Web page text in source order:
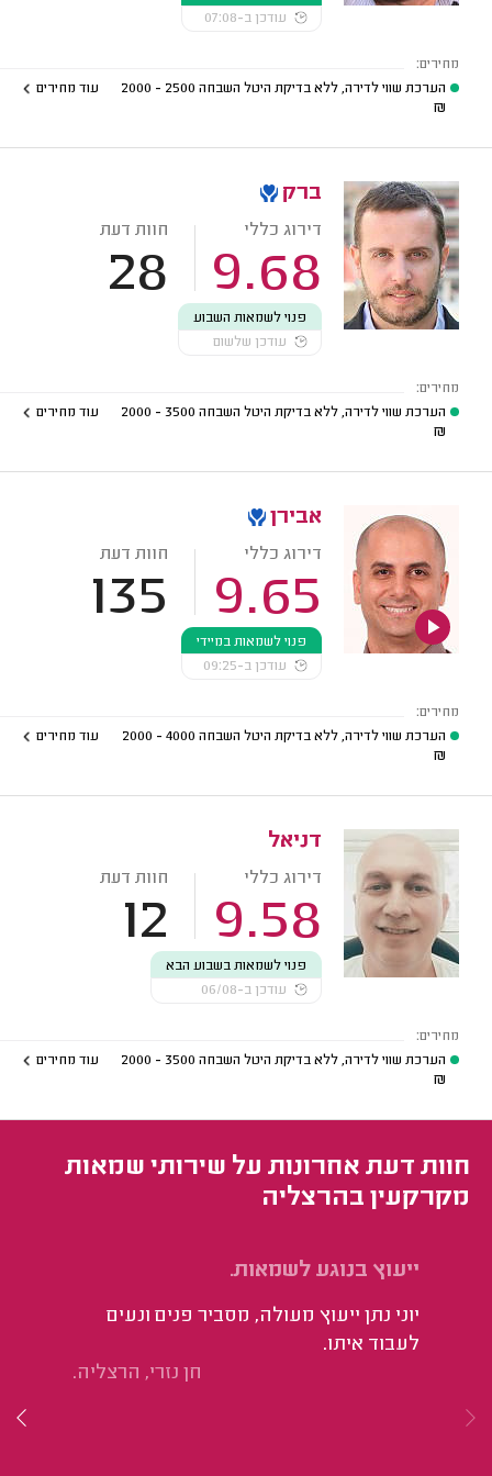
עודכן ב-07:08
מחירים:
הערכת שווי לדירה, ללא בדיקת היטל השבחה 2500 - 2000
₪
עוד מחירים
ברק
דירוג כללי
9.68
חוות דעת
28
פנוי לשמאות השבוע
עודכן שלשום
מחירים:
הערכת שווי לדירה, ללא בדיקת היטל השבחה 3500 - 2000
₪
עוד מחירים
אבירן
דירוג כללי
9.65
חוות דעת
135
פנוי לשמאות במיידי
עודכן ב-09:25
מחירים:
הערכת שווי לדירה, ללא בדיקת היטל השבחה 4000 - 2000
₪
עוד מחירים
דניאל
דירוג כללי
9.58
חוות דעת
12
פנוי לשמאות בשבוע הבא
עודכן ב-06/08
מחירים:
הערכת שווי לדירה, ללא בדיקת היטל השבחה 3500 - 2000
₪
עוד מחירים
חוות דעת אחרונות על שירותי שמאות
מקרקעין בהרצליה
ייעוץ בנוגע לשמאות.
יוני נתן ייעוץ מעולה, מסביר פנים ונעים
לעבוד איתו.
חן נזרי, הרצליה.